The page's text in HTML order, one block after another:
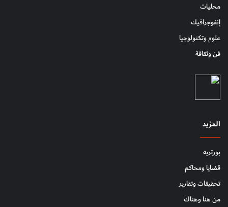
محليات
إنفوجرافيك
علوم وتكنولوجيا
فن وثقافة
المزيد
بورتريه
قضايا ومحاكم
تحقيقات وتقارير
من هنا وهناك